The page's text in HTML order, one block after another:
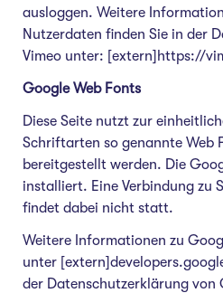
ausloggen. Weitere
Nutzerdaten finden Sie in der
Vimeo unter: [extern]https://
Google Web Fonts
Diese Seite nutzt zur
Schriftarten so genannte Web
bereitgestellt werden. Die
installiert. Eine Verbindung zu
findet dabei nicht statt.
Weitere Informationen zu
unter
der Datenschutzerklärung von